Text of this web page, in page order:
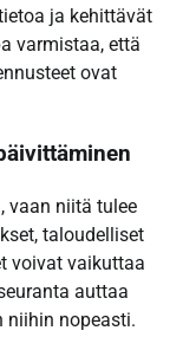
ja kehittävät
varmistaa, että
ovat
vaan niitä tulee
taloudelliset
voivat vaikuttaa
auttaa
niihin nopeasti.